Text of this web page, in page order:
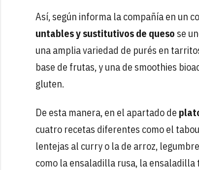
Así, según informa la compañía en un
untables y sustitutivos de queso se
una amplia variedad de purés en
base de frutas, y una de smoothies
gluten.
De esta manera, en el apartado de
cuatro recetas diferentes como el
lentejas al curry o la de arroz,
como la ensaladilla rusa, la